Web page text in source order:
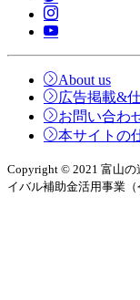
About us
広告掲載&
お問い合わ
本サイトの
Copyright © 2021 富山の
イバル補助金活用事業（